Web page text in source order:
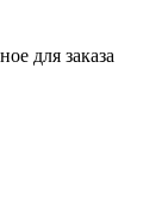
для заказа